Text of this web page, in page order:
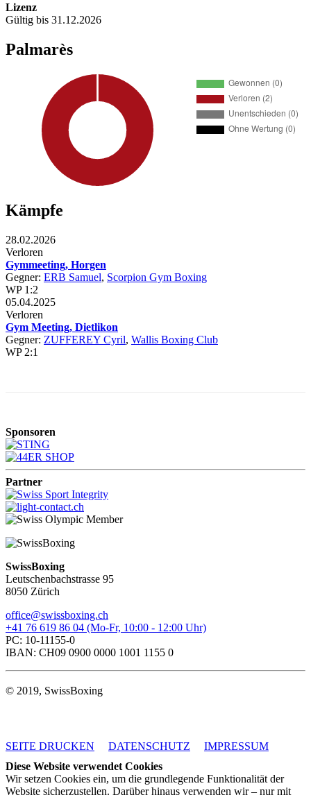
Lizenz
Gültig bis 31.12.2026
Palmarès
Kämpfe
28.02.2026
Verloren
Gymmeeting, Horgen
Gegner: ERB Samuel, Scorpion Gym Boxing
WP 1:2
05.04.2025
Verloren
Gym Meeting, Dietlikon
Gegner: ZUFFEREY Cyril, Wallis Boxing Club
WP 2:1
Sponsoren
Partner
SwissBoxing
Leutschenbachstrasse 95
8050 Zürich
office@swissboxing.ch
+41 76 619 86 04 (Mo-Fr, 10:00 - 12:00 Uhr)
PC: 10-11155-0
IBAN: CH09 0900 0000 1001 1155 0
© 2019, SwissBoxing
SEITE DRUCKEN DATENSCHUTZ
IMPRESSUM
Diese Website verwendet Cookies
Wir setzen Cookies ein, um die grundlegende Funktionalität der
Website sicherzustellen. Darüber hinaus verwenden wir – nur mit